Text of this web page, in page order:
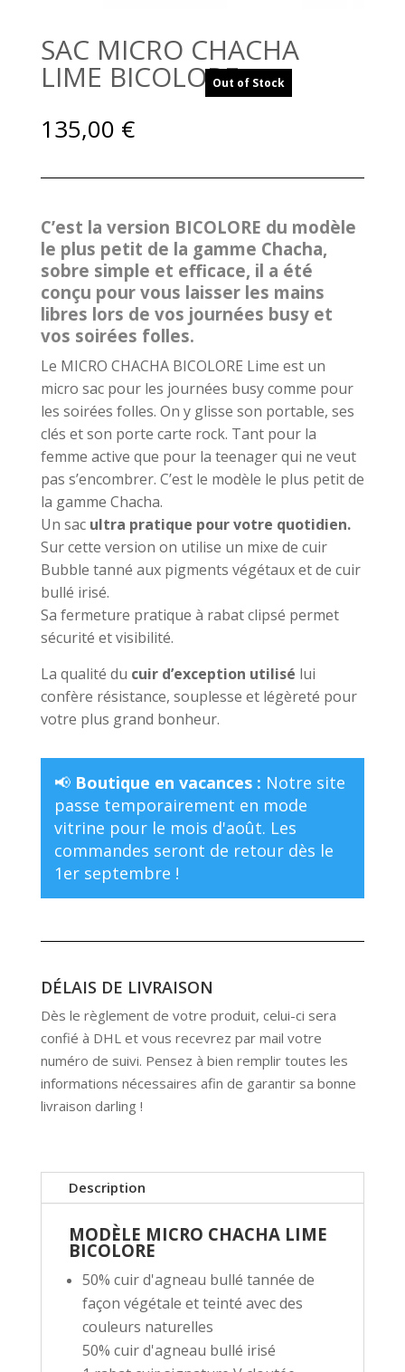
SAC MICRO CHACHA
LIME BICOLORE
135,00 €
Out of Stock
C’est la version BICOLORE du modèle
le plus petit de la gamme Chacha,
sobre simple et efficace, il a été
conçu pour vous laisser les mains
libres lors de vos journées busy et
vos soirées folles.
Le MICRO CHACHA BICOLORE Lime est un
micro sac pour les journées busy comme pour
les soirées folles. On y glisse son portable, ses
clés et son porte carte rock. Tant pour la
femme active que pour la teenager qui ne veut
pas s’encombrer. C’est le modèle le plus petit de
la gamme Chacha.
Un sac ultra pratique pour votre quotidien.
Sur cette version on utilise un mixe de cuir
Bubble tanné aux pigments végétaux et de cuir
bullé irisé.
Sa fermeture pratique à rabat clipsé permet
sécurité et visibilité.
La qualité du cuir d’exception utilisé lui
confère résistance, souplesse et légèreté pour
votre plus grand bonheur.
📢 Boutique en vacances : Notre site
passe temporairement en mode
vitrine pour le mois d'août. Les
commandes seront de retour dès le
1er septembre !
DÉLAIS DE LIVRAISON
Dès le règlement de votre produit, celui-ci sera
confié à DHL et vous recevrez par mail votre
numéro de suivi. Pensez à bien remplir toutes les
informations nécessaires afin de garantir sa bonne
livraison darling !
Description
MODÈLE MICRO CHACHA LIME
BICOLORE
50% cuir d'agneau bullé tannée de
façon végétale et teinté avec des
couleurs naturelles
50% cuir d'agneau bullé irisé